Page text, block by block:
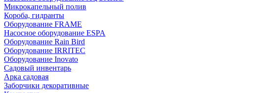
Микрокапельный полив
Короба, гидранты
Оборудование FRAME
Насосное оборудование ESPA
Оборудование Rain Bird
Оборудование IRRITEC
Оборудование Inovato
Садовый инвентарь
Арка садовая
Заборчики декоративные